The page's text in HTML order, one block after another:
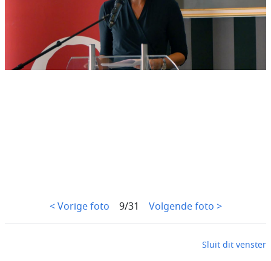
< Vorige foto 9/31 Volgende foto >
Sluit dit venster